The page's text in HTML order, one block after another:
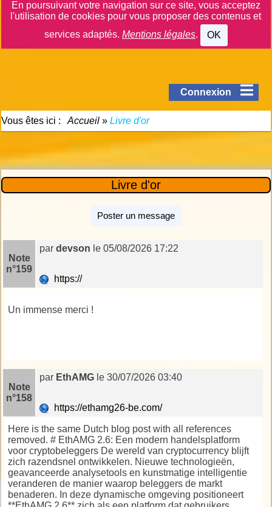
En poursuivant votre navigation sur ce site, vous acceptez
l'utilisation de cookies pour vous proposer des contenus et
services adaptés. Mentions légales. OK
Connexion
Vous êtes ici : Accueil»Livre d'or
Livre d'or
Poster un message
Note
n°159
pardevson le 05/08/2026 17:22
https://
Un immense merci !
Note
n°158
par EthAMG le 30/07/2026 03:40
https://ethamg26-be.com/
Here is the same Dutch blog post with all references
removed. # EthAMG 2.6: Een modern handelsplatform
voor cryptobeleggers De wereld van cryptocurrency blijft
zich razendsnel ontwikkelen. Nieuwe technologieën,
geavanceerde analysetools en kunstmatige intelligentie
veranderen de manier waarop beleggers de markt
benaderen. In deze dynamische omgeving positioneert